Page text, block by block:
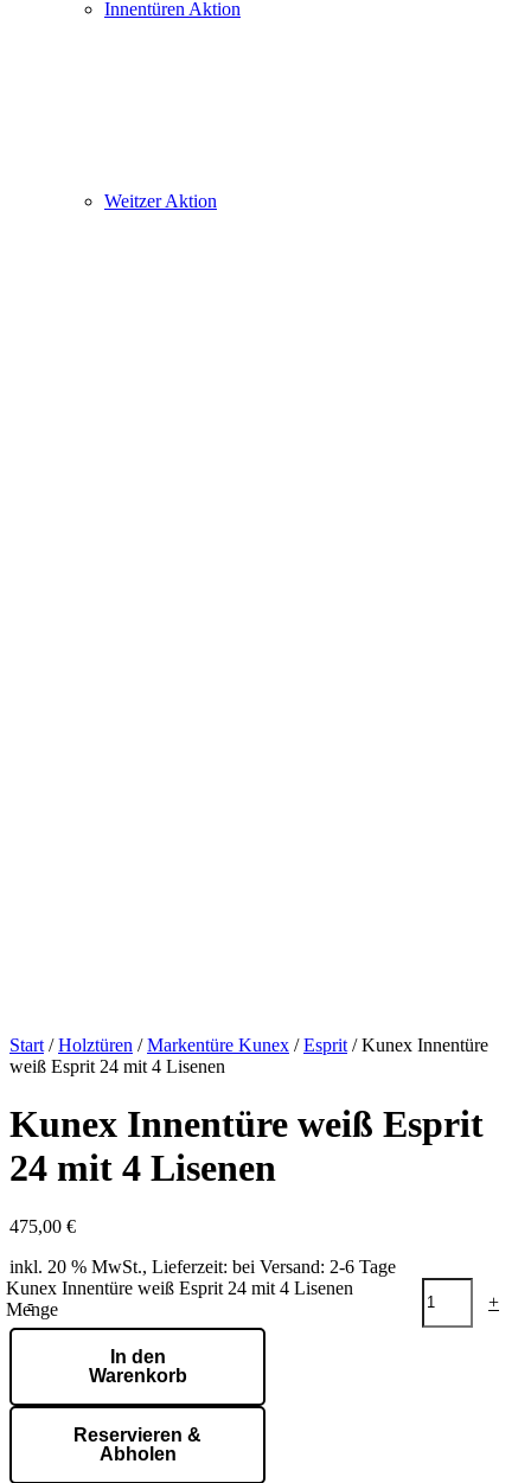
Innentüren Aktion
Weitzer Aktion
Start /Holztüren /Markentüre Kunex /Esprit / Kunex Innentüre
weiß Esprit 24 mit 4 Lisenen
Kunex Innentüre weiß Esprit
24 mit 4 Lisenen
475,00 €
inkl. 20 % MwSt., Lieferzeit: bei Versand: 2-6 Tage
-
Kunex Innentüre weiß Esprit 24 mit 4 Lisenen
Menge
+
In den
Warenkorb
Reservieren &
Abholen